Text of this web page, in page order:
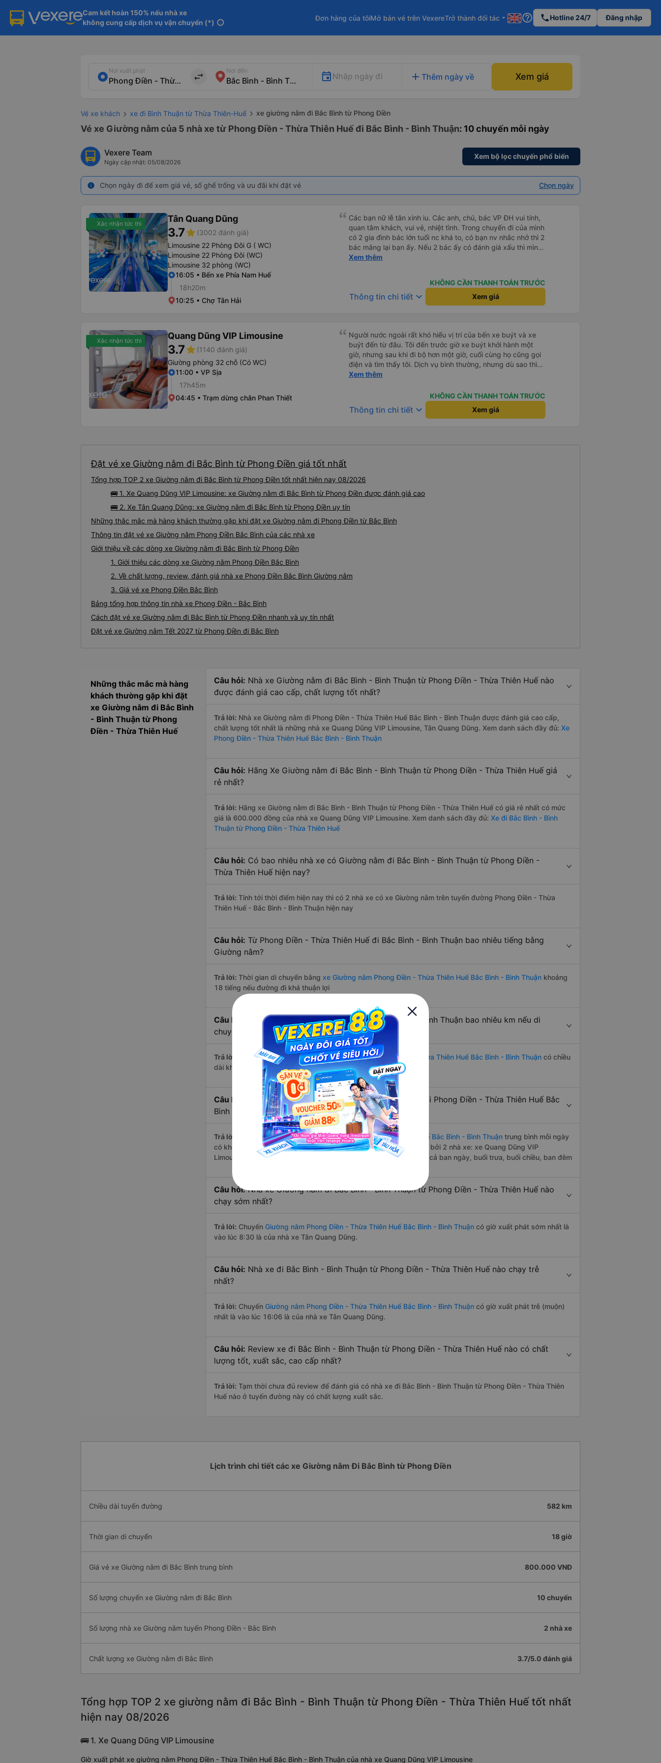
Cam kết hoàn 150% nếu nhà xe
không cung cấp dịch vụ vận chuyển (*) info
Đơn hàng của tôiMở bán vé trên VexereTrở thành đối tác arrow_drop_down help_outline phoneHotline 24/7 Đăng nhập
Nơi xuất phát
import_export
Nơi đến
Nhập ngày đi add Thêm ngày về Xem giá
Vé xe khách xe đi Bình Thuận từ Thừa Thiên-Huế xe giường nằm đi Bắc Bình từ Phong Điền
Vé xe Giường nằm của 5 nhà xe từ Phong Điền - Thừa Thiên Huế đi Bắc Bình - Bình Thuận: 10 chuyến mỗi ngày
Vexere Team
Ngày cập nhật: 05/08/2026
Xem bộ lọc chuyến phổ biến
info Chọn ngày đi để xem giá vé, số ghế trống và ưu đãi khi đặt vé Chọn ngày
Xác nhận tức thì Tân Quang Dũng
3.7star (3002 đánh giá)
Limousine 22 Phòng Đôi G ( WC)
Limousine 22 Phòng Đôi (WC)
Limousine 32 phòng (WC)
16:05 • Bến xe Phía Nam Huế
18h20m
10:25 • Chợ Tân Hải
Các bạn nữ lễ tân xinh iu. Các anh, chú, bác VP ĐH vui tính,
quan tâm khách, vui vẻ, nhiệt tình. Trong chuyến đi của mình
có 2 gia đình bác lớn tuổi nc khá to, có bạn nv nhắc nhở thì 2
bác mắng lại bạn ấy. Nếu 2 bác ấy có đánh giá xấu thì mình
ngược lại nha. Bạn ấy nhắc nhở rất đúng. 2 bác nói rất to. To
nhau xuất hiện trong giấc mơ của mình luôn. Nên nếu bạn ấy
bị phản ánh thì đừng trừ lương bạn ấy nha. Nếu bạn ấy bị trừ
thì bảo bạn ấy liên hệ sđt của mình, mình hỗ trợ ạ. Số mình
đuôi 666, chuyến ĐH-NT ngày 16/1. À các bạn nữ lễ tân xinh
lần xe rẽ 1 cái là ✈️ Ít đi xe khách nhưng đủ để đánh giá
10/10.
Xem thêm
KHÔNG CẦN THANH TOÁN TRƯỚC
Thông tin chi tiết keyboard_arrow_down Xem giá
Xác nhận tức thì Quang Dũng VIP Limousine
3.7star (1140 đánh giá)
Giường phòng 32 chỗ (Có WC)
11:00 • VP Sịa
17h45m
04:45 • Trạm dừng chân Phan Thiết
Người nước ngoài rất khó hiểu vị trí của bến xe buýt và xe
buýt đến từ đâu. Tôi đến trước giờ xe buýt khởi hành một
giờ, nhưng sau khi đi bộ hơn một giờ, cuối cùng họ cũng gọi
điện và tìm thấy tôi. Dịch vụ bình thường, nhưng dù sao thì
tôi ngủ ngon hơn ở khách sạn vì tôi rất thoải mái. Sẽ tuyệt
cho điểm tối đa. Cảm ơn bạn rất nhiều.
Xem thêm
KHÔNG CẦN THANH TOÁN TRƯỚC
Thông tin chi tiết keyboard_arrow_down Xem giá
Đặt vé xe Giường nằm đi Bắc Bình từ Phong Điền giá tốt nhất
Tổng hợp TOP 2 xe Giường nằm đi Bắc Bình từ Phong Điền tốt nhất hiện nay 08/2026
🚌 1. Xe Quang Dũng VIP Limousine: xe Giường nằm đi Bắc Bình từ Phong Điền được đánh giá cao
🚌 2. Xe Tân Quang Dũng: xe Giường nằm đi Bắc Bình từ Phong Điền uy tín
Những thắc mắc mà hàng khách thường gặp khi đặt xe Giường nằm đi Phong Điền từ Bắc Bình
Thông tin đặt vé xe Giường nằm Phong Điền Bắc Bình của các nhà xe
Giới thiệu về các dòng xe Giường nằm đi Bắc Bình từ Phong Điền
1. Giới thiệu các dòng xe Giường nằm Phong Điền Bắc Bình
2. Về chất lượng, review, đánh giá nhà xe Phong Điền Bắc Bình Giường nằm
3. Giá vé xe Phong Điền Bắc Bình
Bảng tổng hợp thông tin nhà xe Phong Điền - Bắc Bình
Cách đặt vé xe Giường nằm đi Bắc Bình từ Phong Điền nhanh và uy tín nhất
Đặt vé xe Giường nằm Tết 2027 từ Phong Điền đi Bắc Bình
Những thắc mắc mà hàng
khách thường gặp khi đặt
xe Giường nằm đi Bắc Bình
- Bình Thuận từ Phong
Điền - Thừa Thiên Huế
Câu hỏi: Nhà xe Giường nằm đi Bắc Bình - Bình Thuận từ Phong Điền - Thừa Thiên Huế nào
được đánh giá cao cấp, chất lượng tốt nhất?
Trả lời: Nhà xe Giường nằm đi Phong Điền - Thừa Thiên Huế Bắc Bình - Bình Thuận được đánh giá cao cấp,
chất lượng tốt nhất là những nhà xe Quang Dũng VIP Limousine, Tân Quang Dũng. Xem danh sách đầy đủ: Xe
Phong Điền - Thừa Thiên Huế Bắc Bình - Bình Thuận
Câu hỏi: Hãng Xe Giường nằm đi Bắc Bình - Bình Thuận từ Phong Điền - Thừa Thiên Huế giá
rẻ nhất?
Trả lời: Hãng xe Giường nằm đi Bắc Bình - Bình Thuận từ Phong Điền - Thừa Thiên Huế có giá rẻ nhất có mức
giá là 600.000 đồng của nhà xe Quang Dũng VIP Limousine. Xem danh sách đầy đủ: Xe đi Bắc Bình - Bình
Thuận từ Phong Điền - Thừa Thiên Huế
Câu hỏi: Có bao nhiêu nhà xe có Giường nằm đi Bắc Bình - Bình Thuận từ Phong Điền -
Thừa Thiên Huế hiện nay?
Trả lời: Tính tới thời điểm hiện nay thì có 2 nhà xe có xe Giường nằm trên tuyến đường Phong Điền - Thừa
Thiên Huế - Bắc Bình - Bình Thuận hiện nay
Câu hỏi: Từ Phong Điền - Thừa Thiên Huế đi Bắc Bình - Bình Thuận bao nhiêu tiếng bằng
Giường nằm?
Trả lời: Thời gian di chuyển bằng xe Giường nằm Phong Điền - Thừa Thiên Huế Bắc Bình - Bình Thuận khoảng
18 tiếng nếu đường đi khá thuận lợi
Câu hỏi:
Từ Phong Điền - Thừa Thiên Huế đi Bắc Bình - Bình Thuận bao nhiêu km nếu di
chuyển bằng xe Giường nằm?
Trả lời: Đường di chuyển bằngxe Giường nằm đi Phong Điền - Thừa Thiên Huế Bắc Bình - Bình Thuận có chiều
dài khoảng 582 km.
Câu hỏi:
Mỗi ngày có bao nhiêu chuyến xe Giường nằm đi Phong Điền - Thừa Thiên Huế Bắc
Bình - Bình Thuận?
Trả lời: Tuyến đườngxe Giường nằm Phong Điền - Thừa Thiên Huế Bắc Bình - Bình Thuận trung bình mỗi ngày
có khoảng 10 chuyến trênVexere.combắt đầu từ 8:30 đến 16:06 bởi 2 nhà xe: xe Quang Dũng VIP
Limousine, Tân Quang Dũng vận hành. Các giờ xe chạy có đầy đủ cả ban ngày, buổi trưa, buổi chiều, ban đêm
Câu hỏi:Nhà xe Giường nằm đi Bắc Bình - Bình Thuận từ Phong Điền - Thừa Thiên Huế nào
chạy sớm nhất?
Trả lời: Chuyến Giường nằm Phong Điền - Thừa Thiên Huế Bắc Bình - Bình Thuận có giờ xuất phát sớm nhất là
vào lúc 8:30 là của nhà xe Tân Quang Dũng.
Câu hỏi: Nhà xe đi Bắc Bình - Bình Thuận từ Phong Điền - Thừa Thiên Huế nào chạy trễ
nhất?
Trả lời: Chuyến Giường nằm Phong Điền - Thừa Thiên Huế Bắc Bình - Bình Thuận có giờ xuất phát trễ (muộn)
nhất là vào lúc 16:06 là của nhà xe Tân Quang Dũng.
Câu hỏi: Review xe đi Bắc Bình - Bình Thuận từ Phong Điền - Thừa Thiên Huế nào có chất
lượng tốt, xuất sắc, cao cấp nhất?
Trả lời: Tạm thời chưa đủ review để đánh giá có nhà xe đi Bắc Bình - Bình Thuận từ Phong Điền - Thừa Thiên
Huế nào ở tuyến đường này có chất lượng xuất sắc.
Lịch trình chi tiết các xe Giường nằm Đi Bắc Bình từ Phong Điền
Chiều dài tuyến đường 582 km
Thời gian di chuyển 18 giờ
Giá vé xe Giường nằm đi Bắc Bình trung bình 800.000 VNĐ
Số lượng chuyến xe Giường nằm đi Bắc Bình 10 chuyến
Số lượng nhà xe Giường nằm tuyến Phong Điền - Bắc Bình 2 nhà xe
Chất lượng xe Giường nằm đi Bắc Bình 3.7/5.0 đánh giá
Tổng hợp TOP 2 xe giường nằm đi Bắc Bình - Bình Thuận từ Phong Điền - Thừa Thiên Huế tốt nhất
hiện nay 08/2026
🚌 1. Xe Quang Dũng VIP Limousine
Giờ xuất phát xe giường nằm Phong Điền - Thừa Thiên Huế Bắc Bình - Bình Thuận của nhà xe Quang Dũng VIP Limousine